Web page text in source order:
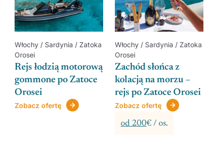
Włochy / Sardynia / Zatoka
Orosei
Rejs łodzią motorową
gommone po Zatoce
Orosei
Zobacz ofertę
Włochy / Sardynia / Zatoka
Orosei
Zachód słońca z
kolacją na morzu –
rejs po Zatoce Orosei
Zobacz ofertę
od 200€ / os.